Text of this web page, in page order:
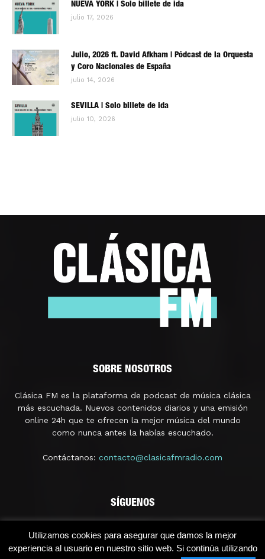
NUEVA YORK | Solo billete de ida
julio 17, 2026
Julio, 2026 ft. David Afkham | Pódcast de la Orquesta
y Coro Nacionales de España
julio 14, 2026
SEVILLA | Solo billete de ida
julio 10, 2026
SOBRE NOSOTROS
Clásica FM es la plataforma de podcast de música clásica
más escuchada. Nuevos contenidos diarios y una emisión
online 24h que te ofrecen la mejor música del mundo
como nunca antes la habías escuchado.
Contáctanos: contacto@clasicafmradio.com
SÍGUENOS
Utilizamos cookies para asegurar que damos la mejor
experiencia al usuario en nuestro sitio web. Si continúa utilizando